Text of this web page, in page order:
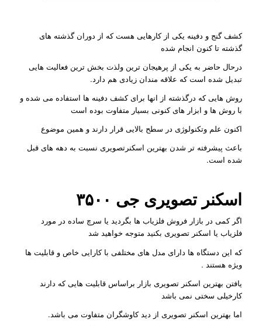
کشف گنج و دفینه یکی از کارهایی هست که از دوران گذشته های
گذشته تا کنون انجام شده
درحال حاضر به یکی از پرهیجان ترین ولذت بخش ترین فعالیت هایی
تبدیل شده است که علاقه مندان زیادی هم دارد.
روش هایی که درگذشته از انها برای کشف دفینه ها استفاده می شده و
با روش ها و ابزار های کنونی بسیار متفاوت بوده است
اکنون علم وتکنولوژی در سطح بالایی قرار دارند و همین موضوع
باعث پیشرفته تر شدن بهترین اسکنرتصویری نسبت به دهه های قبل
شده است.
اسکنر تصویری جی ۳۵۰۰
اگر کمی در بازار فروش فلزیاب ها بگردید یا سرچ ساده در مورد
فلزیاب یا اسکنر تصویری بکنید متوجه خواهید شد
که این دستگاه ها دارای مدل های مختلفی با کارایی خاص و قابلیت ها
ویژه هستند .
یافتن بهترین اسکنر تصویری بازار براساس قابلیت هایی که دارند
کارخیلی سختی نمی باشد
اما بهترین اسکنر تصویری از دید کاوشگران متفاوت می باشد.